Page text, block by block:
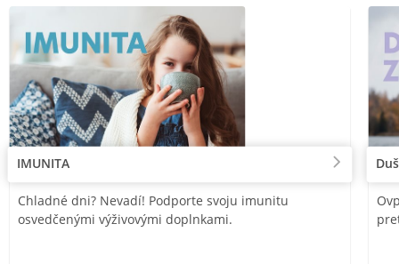
IMUNITA
Chladné dni? Nevadí! Podporte svoju imunitu
osvedčenými výživovými doplnkami.